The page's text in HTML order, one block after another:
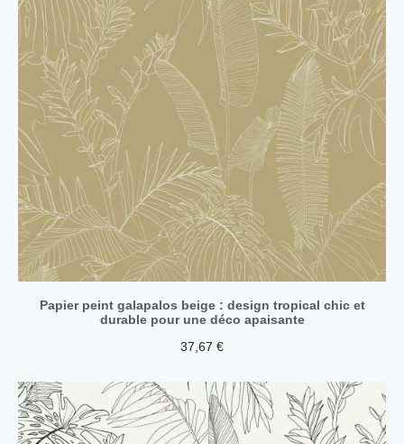
Papier peint galapalos beige : design tropical chic et
durable pour une déco apaisante
37,67 €